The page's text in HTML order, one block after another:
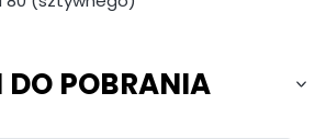
DO POBRANIA